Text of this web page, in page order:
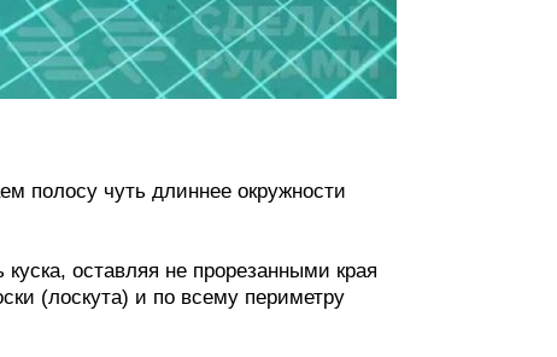
полосу чуть длиннее окружности
оставляя не прорезанными края
(лоскута) и по всему периметру